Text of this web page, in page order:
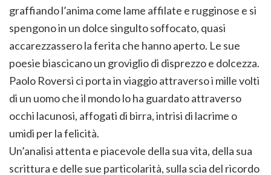
graffiando l’anima come lame affilate e rugginose e si
spengono in un dolce singulto soffocato, quasi
accarezzassero la ferita che hanno aperto. Le sue
poesie biascicano un groviglio di disprezzo e dolcezza.
Paolo Roversi ci porta in viaggio attraverso i mille volti
di un uomo che il mondo lo ha guardato attraverso
occhi lacunosi, affogati di birra, intrisi di lacrime o
umidi per la felicità.
Un’analisi attenta e piacevole della sua vita, della sua
scrittura e delle sue particolarità, sulla scia del ricordo